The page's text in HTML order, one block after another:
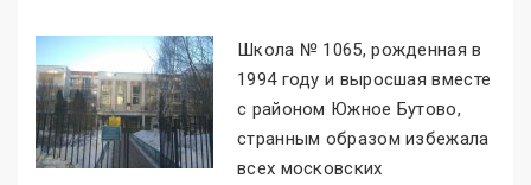
Школа № 1065, рожденная в
1994 году и выросшая вместе
с районом Южное Бутово,
странным образом избежала
всех московских